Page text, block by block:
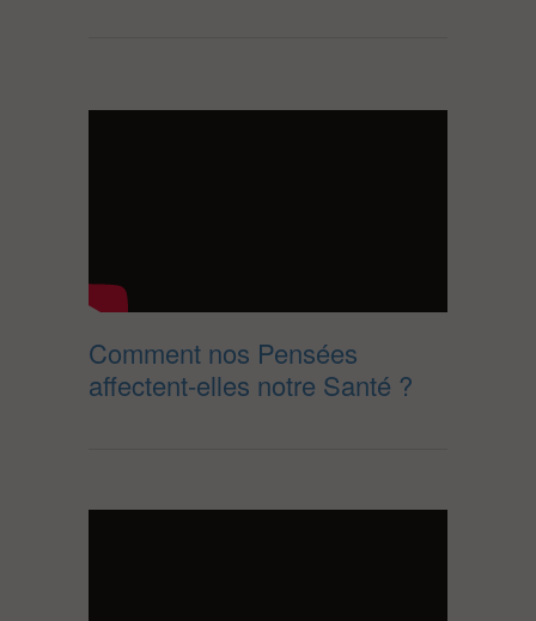
Comment nos Pensées
affectent-elles notre Santé ?